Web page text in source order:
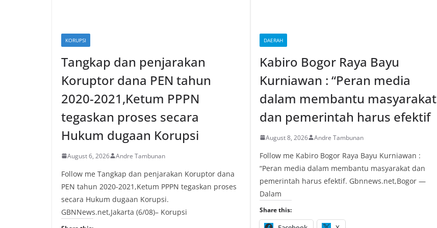
KORUPSI
Tangkap dan penjarakan
Koruptor dana PEN tahun
2020-2021,Ketum PPPN
tegaskan proses secara
Hukum dugaan Korupsi
August 6, 2026 Andre Tambunan
Follow me Tangkap dan penjarakan Koruptor dana
PEN tahun 2020-2021,Ketum PPPN tegaskan proses
secara Hukum dugaan Korupsi.
GBNNews.net,Jakarta (6/08)– Korupsi
DAERAH
Kabiro Bogor Raya Bayu
Kurniawan : “Peran media
dalam membantu masyarakat
dan pemerintah harus efektif
August 8, 2026 Andre Tambunan
Follow me Kabiro Bogor Raya Bayu Kurniawan :
“Peran media dalam membantu masyarakat dan
pemerintah harus efektif. Gbnnews.net,Bogor —
Dalam
Share this: